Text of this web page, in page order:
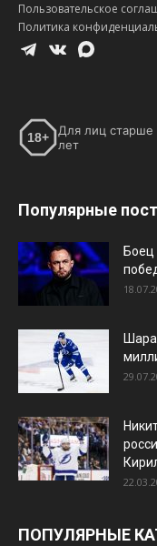
Пользовательское
Политика
18+
Для лиц старше
лет
Популярные
ПОПУЛЯРНЫЕ